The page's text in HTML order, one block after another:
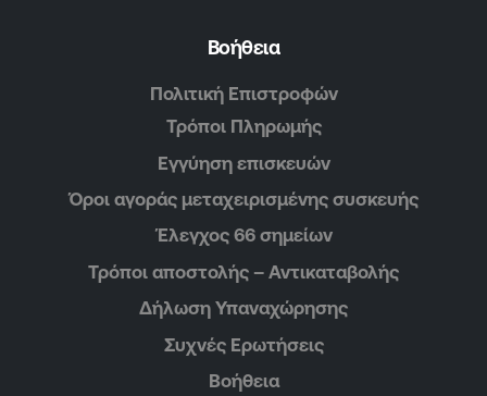
Βοήθεια
Πολιτική Επιστροφών
Τρόποι Πληρωμής
Εγγύηση επισκευών
Όροι αγοράς μεταχειρισμένης συσκευής
Έλεγχος 66 σημείων
Τρόποι αποστολής – Αντικαταβολής
Δήλωση Υπαναχώρησης
Συχνές Ερωτήσεις
Βοήθεια